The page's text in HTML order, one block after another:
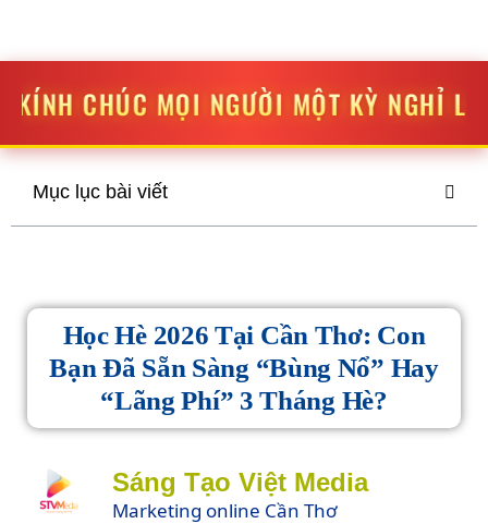
MỘT KỲ NGHỈ LỄ THẬT VUI VẺ
Mục lục bài viết
Học Hè 2026 Tại Cần Thơ: Con
Bạn Đã Sẵn Sàng “bùng Nổ” Hay
“lãng Phí” 3 Tháng Hè?
Sáng Tạo Việt Media
Marketing online Cần Thơ